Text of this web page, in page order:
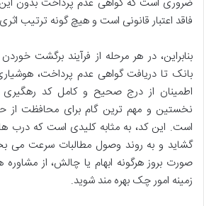
فاقد اعتبار قانونی است و هیچ گونه ترتیب
بنابراین، در هر مرحله از فرآیند برگشت
بانک تا دریافت گواهی عدم پرداخت،
نخستین و مهم ترین گام برای محافظت از
است. این کد، به مثابه کلیدی است که درب
گشاید و به روند وصول مطالبات سرعت می
صورت بروز هرگونه ابهام یا چالش، از
زمینه امور چک بهره مند شوید.